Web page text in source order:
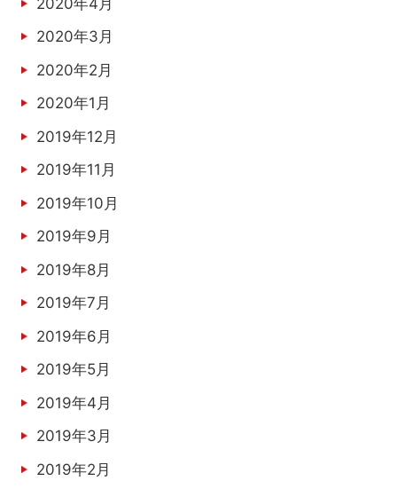
2020年3月
2020年2月
2020年1月
2019年12月
2019年11月
2019年10月
2019年9月
2019年8月
2019年7月
2019年6月
2019年5月
2019年4月
2019年3月
2019年2月